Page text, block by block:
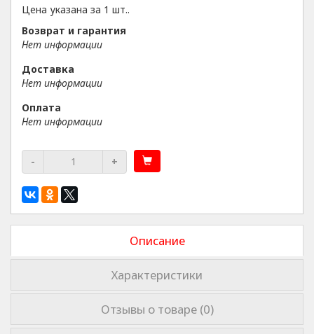
Цена указана за 1 шт..
Возврат и гарантия
Нет информации
Доставка
Нет информации
Оплата
Нет информации
- +
Описание
Характеристики
Отзывы о товаре (0)